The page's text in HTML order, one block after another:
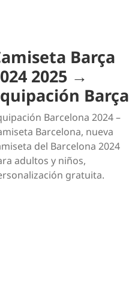
Barça
2025 →
Barça
Barcelona 2024 –
Barcelona, nueva
del Barcelona 2024
adultos y niños,
gratuita.